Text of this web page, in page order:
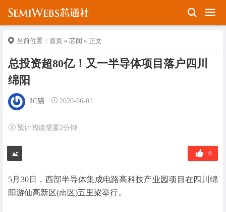
当前位置： 首页 » 芯闻 » 正文
总投资超80亿！又一半导体项目落户四川
绵阳
IC猫 2020-06-01
预计阅读需要2分钟
0
5月30日，西部半导体集成电路高科技产业园项目在四川绵
阳游仙高新区(南区)五里梁举行。